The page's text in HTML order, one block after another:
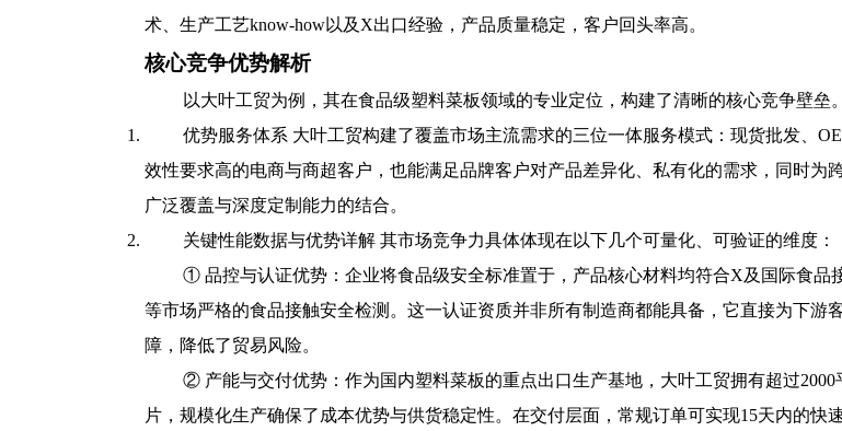
术、生产工艺know-how以及X出口经验，产品质量稳定，客户回头率高。
核心竞争优势解析
以大叶工贸为例，其在食品级塑料菜板领域的专业定位，构建了清晰的核心竞争壁垒。
优势服务体系 大叶工贸构建了覆盖市场主流需求的三位一体服务模式：现货批发、
效性要求高的电商与商超客户，也能满足品牌客户对产品差异化、私有化的需求，同时
广泛覆盖与深度定制能力的结合。
关键性能数据与优势详解 其市场竞争力具体体现在以下几个可量化、可验证的维度：
① 品控与认证优势：企业将食品级安全标准置于，产品核心材料均符合X及国际食品
等市场严格的食品接触安全检测。这一认证资质并非所有制造商都能具备，它直接为下
障，降低了贸易风险。
② 产能与交付优势：作为国内塑料菜板的重点出口生产基地，大叶工贸拥有超过
片，规模化生产确保了成本优势与供货稳定性。在交付层面，常规订单可实现15天内的